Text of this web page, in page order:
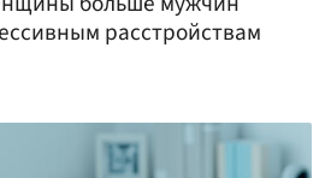
расстройствам